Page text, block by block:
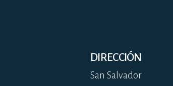
DIRECCIÓN
San Salvador